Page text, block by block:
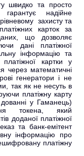
швидко та просто
надійне
захисту та
карток за
що дозволяє
дані платіжної
інформацію та
картки у
через математичні
генератори і не
так як не несуть в
платіжну карту
у Гаманець)
токена, який
доданої платіжної
та банк-емітент
інформацію про
платіжну